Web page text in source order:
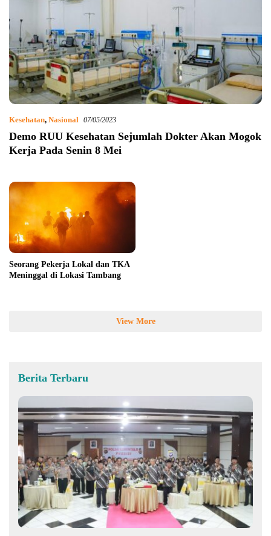
Kesehatan, Nasional 07/05/2023
Demo RUU Kesehatan Sejumlah Dokter Akan Mogok
Kerja Pada Senin 8 Mei
Seorang Pekerja Lokal dan TKA
Meninggal di Lokasi Tambang
View More
Berita Terbaru